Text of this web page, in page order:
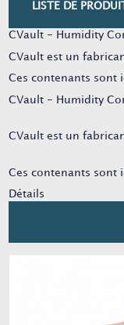
LISTE DE
CVault - Humidity
CVault est un
Ces contenants sont
CVault - Humidity
CVault est un
Ces contenants sont
Détails